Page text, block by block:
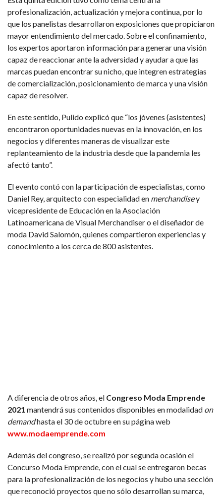
profesionalización, actualización y mejora continua, por lo
que los panelistas desarrollaron exposiciones que propiciaron
mayor entendimiento del mercado. Sobre el confinamiento,
los expertos aportaron información para generar una visión
capaz de reaccionar ante la adversidad y ayudar a que las
marcas puedan encontrar su nicho, que integren estrategias
de comercialización, posicionamiento de marca y una visión
capaz de resolver.
En este sentido, Pulido explicó que “los jóvenes (asistentes)
encontraron oportunidades nuevas en la innovación, en los
negocios y diferentes maneras de visualizar este
replanteamiento de la industria desde que la pandemia les
afectó tanto”.
El evento contó con la participación de especialistas, como
Daniel Rey, arquitecto con especialidad en merchandisey
vicepresidente de Educación en la Asociación
Latinoamericana de Visual Merchandiser o el diseñador de
moda David Salomón, quienes compartieron experiencias y
conocimiento a los cerca de 800 asistentes.
A diferencia de otros años, el Congreso Moda Emprende
2021 mantendrá sus contenidos disponibles en modalidad on
demandhasta el 30 de octubre en su página web
www.modaemprende.com
Además del congreso, se realizó por segunda ocasión el
Concurso Moda Emprende, con el cual se entregaron becas
para la profesionalización de los negocios y hubo una sección
que reconoció proyectos que no sólo desarrollan su marca,